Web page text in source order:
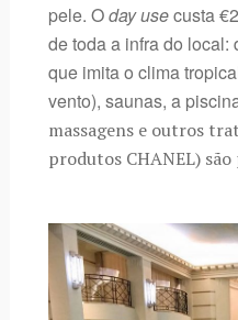
pele. Oday usecusta
de toda a infra do local:
que imita o clima
vento), saunas, a
massagens e outros
produtos CHANEL)